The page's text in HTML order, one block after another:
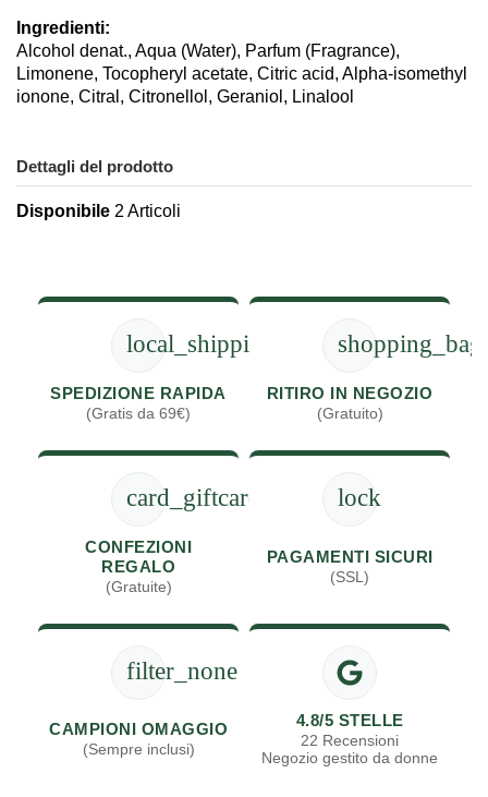
Ingredienti:
Alcohol denat., Aqua (Water), Parfum (Fragrance),
Limonene, Tocopheryl acetate, Citric acid, Alpha-isomethyl
ionone, Citral, Citronellol, Geraniol, Linalool
Dettagli del prodotto
Disponibile 2 Articoli
local_shipping
SPEDIZIONE RAPIDA
(Gratis da 69€)
shopping_bag
RITIRO IN NEGOZIO
(Gratuito)
card_giftcard
CONFEZIONI
REGALO
(Gratuite)
lock
PAGAMENTI SICURI
(SSL)
filter_none
CAMPIONI OMAGGIO
(Sempre inclusi)
4.8/5 STELLE
22 Recensioni
Negozio gestito da donne